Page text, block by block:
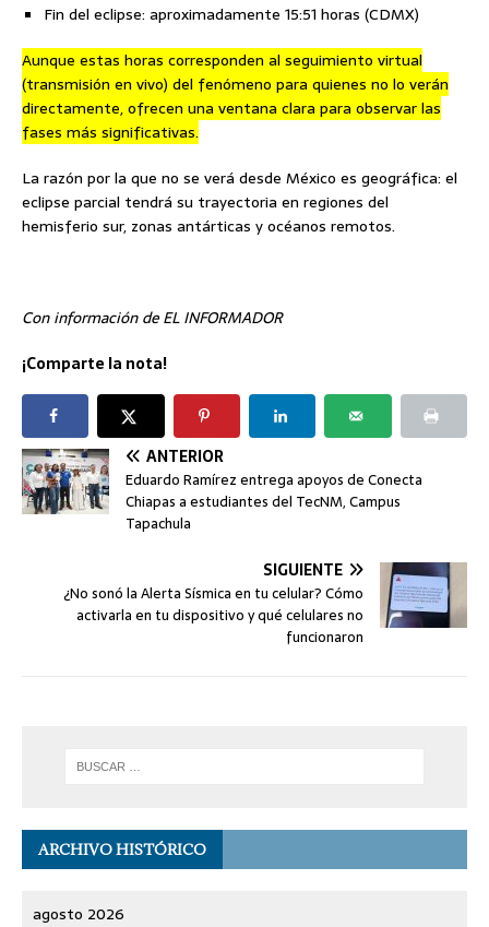
Fin del eclipse: aproximadamente 15:51 horas (CDMX)
Aunque estas horas corresponden al seguimiento virtual
(transmisión en vivo) del fenómeno para quienes no lo verán
directamente, ofrecen una ventana clara para observar las
fases más significativas.
La razón por la que no se verá desde México es geográfica: el
eclipse parcial tendrá su trayectoria en regiones del
hemisferio sur, zonas antárticas y océanos remotos.
Con información de EL INFORMADOR
¡Comparte la nota!
ANTERIOR
Eduardo Ramírez entrega apoyos de Conecta
Chiapas a estudiantes del TecNM, Campus
Tapachula
SIGUIENTE
¿No sonó la Alerta Sísmica en tu celular? Cómo
activarla en tu dispositivo y qué celulares no
funcionaron
ARCHIVO HISTÓRICO
agosto 2026